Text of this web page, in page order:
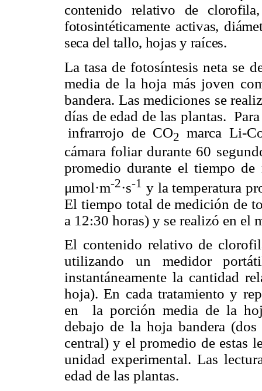
contenido relativo de
fotosintéticamente activas,
seca del tallo, hojas y raíces.
La tasa de fotosíntesis neta se
media de la hoja más joven
bandera. Las mediciones se
días de edad de las plantas.
infrarrojo de CO2 marca Li-
cámara foliar durante 60
promedio durante el tiempo de
μmol·m-2·s-1 y la temperatura
El tiempo total de medición de
a 12:30 horas) y se realizó en el
El contenido relativo de
utilizando un medidor
instantáneamente la cantidad
hoja). En cada tratamiento y
en la porción media de la
debajo de la hoja bandera
central) y el promedio de estas
unidad experimental. Las
edad de las plantas.